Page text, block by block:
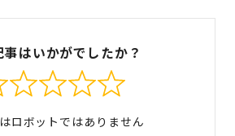
事はいかがでしたか？
ロボットではありません